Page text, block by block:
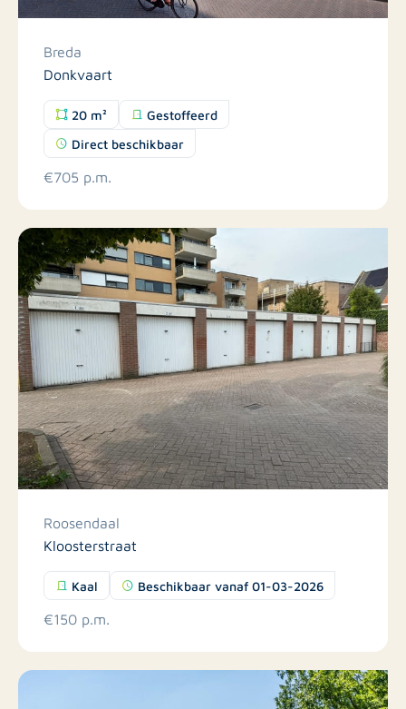
Breda
Donkvaart
20 m²
Gestoffeerd
Direct beschikbaar
€705 p.m.
Roosendaal
Kloosterstraat
Kaal Beschikbaar vanaf 01-03-2026
€150 p.m.